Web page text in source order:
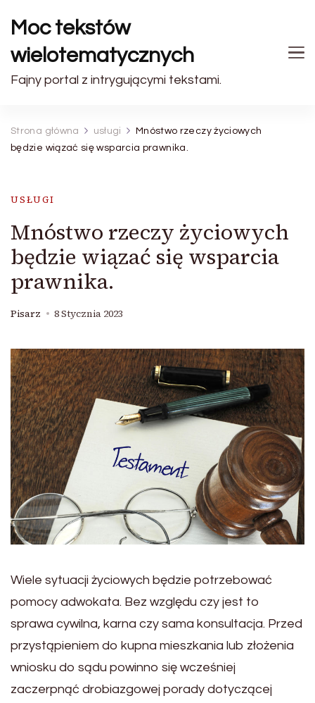
Moc tekstów
wielotematycznych
Fajny portal z intrygującymi tekstami.
Strona główna usługi
Mnóstwo rzeczy życiowych
będzie wiązać się wsparcia prawnika.
USŁUGI
Mnóstwo rzeczy życiowych
będzie wiązać się wsparcia
prawnika.
Pisarz 8 Stycznia 2023
Wiele sytuacji życiowych będzie potrzebować
pomocy adwokata. Bez względu czy jest to
sprawa cywilna, karna czy sama konsultacja. Przed
przystąpieniem do kupna mieszkania lub złożenia
wniosku do sądu powinno się wcześniej
zaczerpnąć drobiazgowej porady dotyczącej